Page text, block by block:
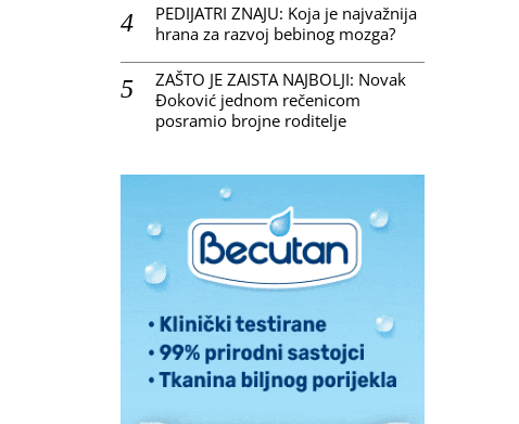
PEDIJATRI ZNAJU: Koja je najvažnija
hrana za razvoj bebinog mozga?
ZAŠTO JE ZAISTA NAJBOLJI: Novak
Đoković jednom rečenicom
posramio brojne roditelje